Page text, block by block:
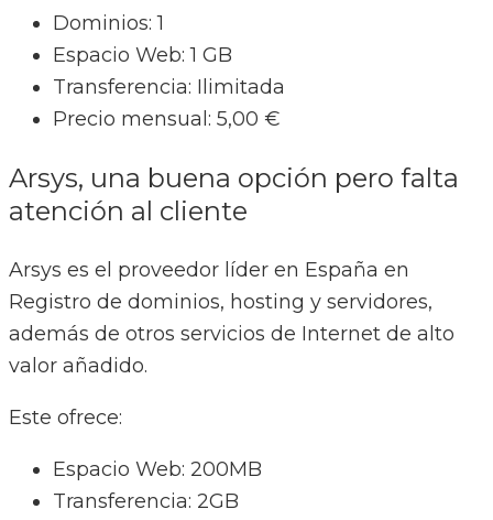
Dominios: 1
Espacio Web: 1 GB
Transferencia: Ilimitada
Precio mensual: 5,00 €
Arsys, una buena opción pero falta
atención al cliente
Arsys es el proveedor líder en España en
Registro de dominios, hosting y servidores,
además de otros servicios de Internet de alto
valor añadido.
Este ofrece:
Espacio Web: 200MB
Transferencia: 2GB